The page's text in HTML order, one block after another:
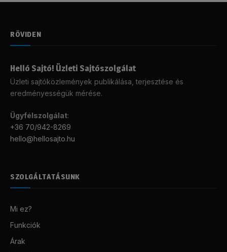
RÖVIDEN
Helló Sajtó! Üzleti Sajtószolgálat
Üzleti sajtóközlemények publikálása, terjesztése és
eredményességük mérése.
Ügyfélszolgálat:
+36 70/942-8269
hello@hellosajto.hu
SZOLGÁLTATÁSUNK
Mi ez?
Funkciók
Árak